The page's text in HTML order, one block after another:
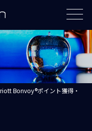
Bonvoy®ポイント獲得・